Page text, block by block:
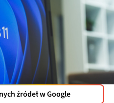
źródeł w Google